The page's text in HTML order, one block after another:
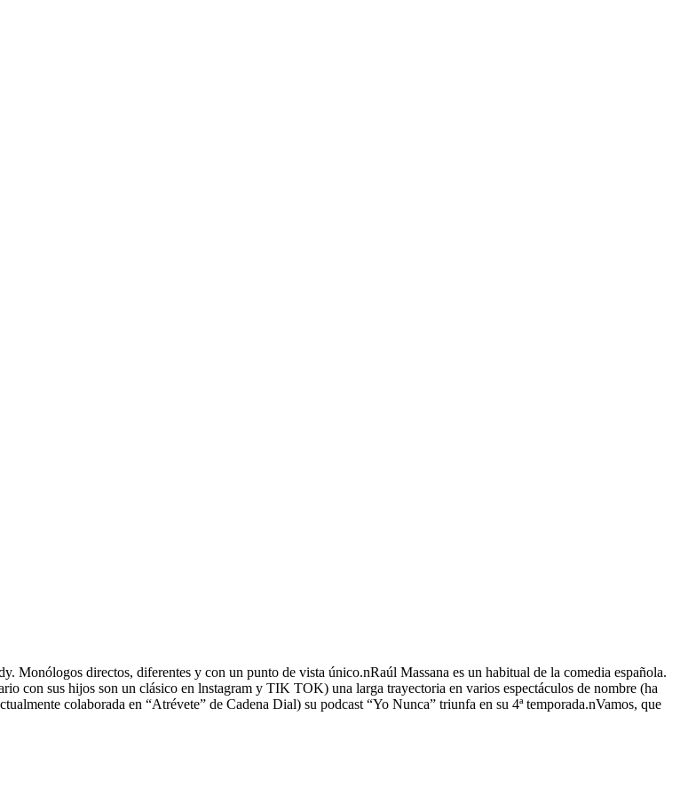
Monólogos directos, diferentes y con un punto de vista único.nRaúl Massana es un habitual de la comedia española.
con sus hijos son un clásico en lnstagram y TIK TOK) una larga trayectoria en varios espectáculos de nombre (ha
colaborada en “Atrévete” de Cadena Dial) su podcast “Yo Nunca” triunfa en su 4ª temporada.nVamos, que